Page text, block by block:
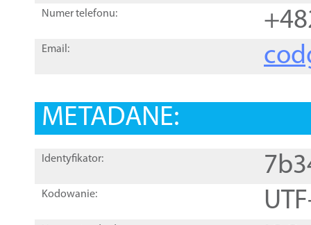
Numer telefonu:
Email:
METADANE:
Identyfikator:
Kodowanie: